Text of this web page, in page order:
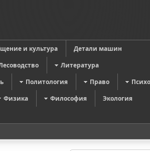
и культура
Детали машин
Литература
Политология Право
Физика Философия
Экология